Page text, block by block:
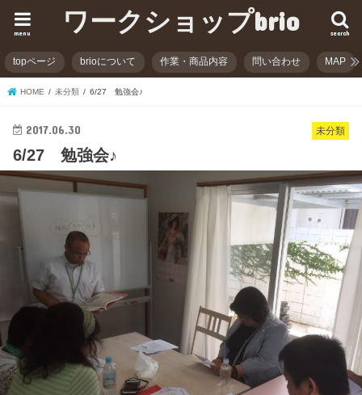
ワークショップbrio search
menu
topページ brioについて 作業・商品内容 問い合わせ MAP
HOME 未分類 6/27 勉強会♪
未分類
2017.06.30
6/27 勉強会♪